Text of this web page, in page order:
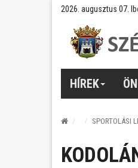
2026. augusztus 07.
HÍREK
SPORTOLÁSI